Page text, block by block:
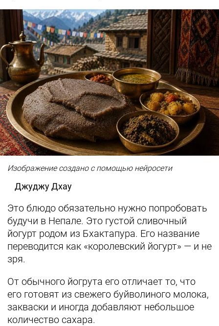
Изображение создано с помощью нейросети
Джуджу Дхау
Это блюдо обязательно нужно попробовать
будучи в Непале. Это густой сливочный
йогурт родом из Бхактапура. Его название
переводится как «королевский йогурт» — и не
зря.
От обычного йогрута его отличает то, что
его готовят из свежего буйволиного молока,
закваски и иногда добавляют небольшое
количество сахара.